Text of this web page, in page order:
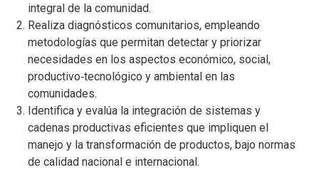
integral de la comunidad.
Realiza diagnósticos comunitarios, empleando
metodologías que permitan detectar y priorizar
necesidades en los aspectos económico, social,
productivo‐tecnológico y ambiental en las
comunidades.
Identifica y evalúa la integración de sistemas y
cadenas productivas eficientes que impliquen el
manejo y la transformación de productos, bajo normas
de calidad nacional e internacional.